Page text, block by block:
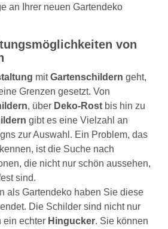
an Ihrer neuen Gartendeko
von
mitGartenschildern geht,
Grenzen gesetzt. Von
, über Deko-Rost bis hin zu
gibt es eine Vielzahl an
zur Auswahl. Ein Problem, das
ist die Suche nach
die nicht nur schön aussehen,
sind.
als Gartendeko haben Sie diese
Die Schilder sind nicht nur
ein echter Hingucker. Sie können